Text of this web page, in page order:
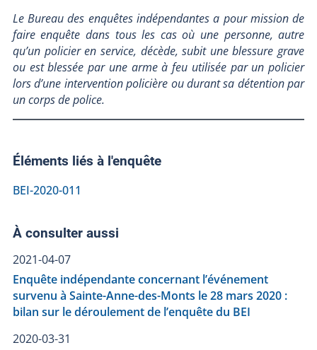
Le Bureau des enquêtes indépendantes a pour mission de
faire enquête dans tous les cas où une personne, autre
qu’un policier en service, décède, subit une blessure grave
ou est blessée par une arme à feu utilisée par un policier
lors d’une intervention policière ou durant sa détention par
un corps de police.
Éléments liés à l'enquête
BEI-2020-011
À consulter aussi
2021-04-07
Enquête indépendante concernant l’événement
survenu à Sainte-Anne-des-Monts le 28 mars 2020 :
bilan sur le déroulement de l’enquête du BEI
2020-03-31